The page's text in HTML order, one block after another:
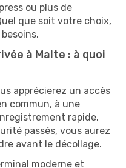
ou plus de
que soit votre choix,
à Malte : à quoi
apprécierez un accès
commun, à une
rapide.
passés, vous aurez
avant le décollage.
moderne et